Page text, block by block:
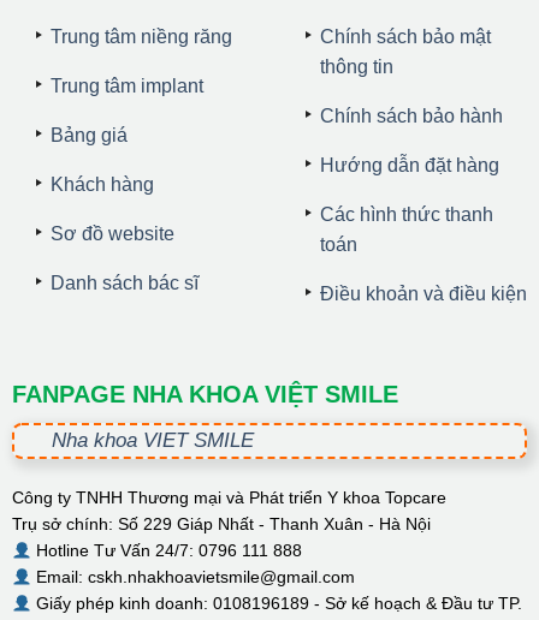
Trung tâm niềng răng
Trung tâm implant
Bảng giá
Khách hàng
Sơ đồ website
Danh sách bác sĩ
Chính sách bảo mật
thông tin
Chính sách bảo hành
Hướng dẫn đặt hàng
Các hình thức thanh
toán
Điều khoản và điều kiện
FANPAGE NHA KHOA VIỆT SMILE
Nha khoa VIET SMILE
Công ty TNHH Thương mại và Phát triển Y khoa Topcare
Trụ sở chính: Số 229 Giáp Nhất - Thanh Xuân - Hà Nội
Hotline Tư Vấn 24/7: 0796 111 888
Email: cskh.nhakhoavietsmile@gmail.com
Giấy phép kinh doanh: 0108196189 - Sở kế hoạch & Đầu tư TP.